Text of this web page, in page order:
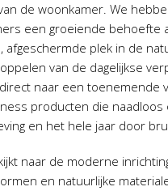
de woonkamer. We
een groeiende behoefte
afgeschermde plek in de
van de dagelijkse
naar een toenemende
producten die naadloos
en het hele jaar door
naar de moderne
en natuurlijke